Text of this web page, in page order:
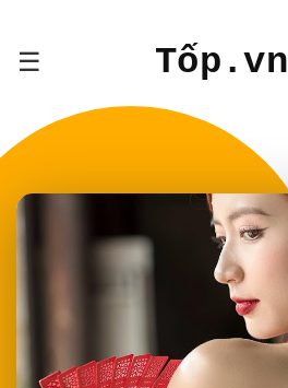
Tốp.vn
☰